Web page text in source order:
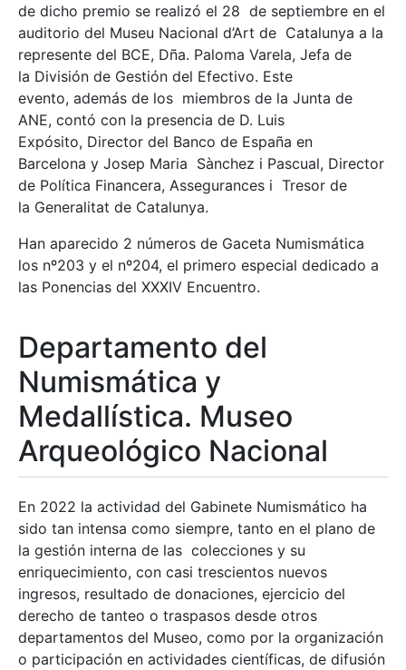
de dicho premio se realizó el 28 de septiembre en el
auditorio del Museu Nacional d’Art de Catalunya a la
represente del BCE, Dña. Paloma Varela, Jefa de
la División de Gestión del Efectivo. Este
evento, además de los miembros de la Junta de
ANE, contó con la presencia de D. Luis
Expósito, Director del Banco de España en
Barcelona y Josep Maria Sànchez i Pascual, Director
de Política Financera, Assegurances i Tresor de
la Generalitat de Catalunya.
Han aparecido 2 números de Gaceta Numismática
los nº203 y el nº204, el primero especial dedicado a
las Ponencias del XXXIV Encuentro.
Departamento del
Numismática y
Medallística. Museo
Arqueológico Nacional
En 2022 la actividad del Gabinete Numismático ha
sido tan intensa como siempre, tanto en el plano de
la gestión interna de las colecciones y su
enriquecimiento, con casi trescientos nuevos
ingresos, resultado de donaciones, ejercicio del
derecho de tanteo o traspasos desde otros
departamentos del Museo, como por la organización
o participación en actividades científicas, de difusión